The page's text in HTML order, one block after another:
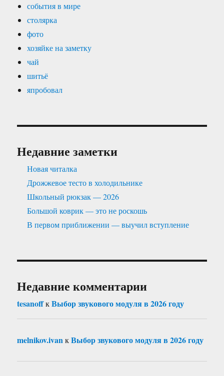
события в мире
столярка
фото
хозяйке на заметку
чай
шитьё
япробовал
Недавние заметки
Новая читалка
Дрожжевое тесто в холодильнике
Школьный рюкзак — 2026
Большой коврик — это не роскошь
В первом приближении — выучил вступление
Недавние комментарии
tesanoffкВыбор звукового модуля в 2026 году
melnikov.ivanкВыбор звукового модуля в 2026 году